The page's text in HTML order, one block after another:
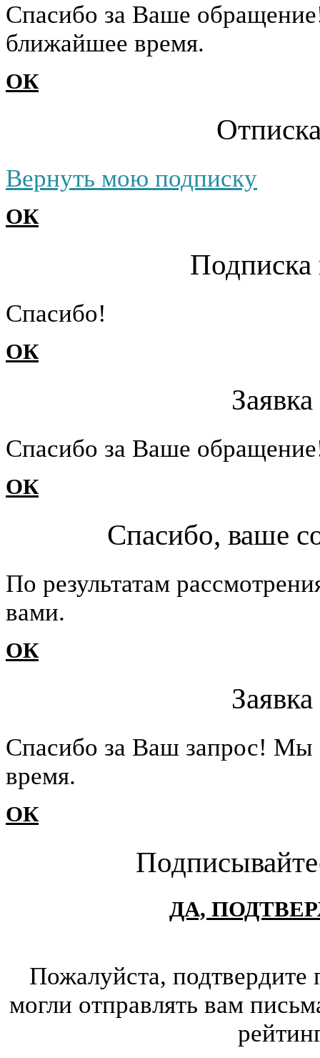
Cпасибо за Ваше
ближайшее время.
ОК
Вернуть мою подписку
ОК
Подписка
Cпасибо!
ОК
Cпасибо за Ваше
ОК
Спасибо, ваше
По результатам
вами.
ОК
Cпасибо за Ваш запрос!
время.
ОК
ДА,
Пожалуйста,
могли отправлять вам